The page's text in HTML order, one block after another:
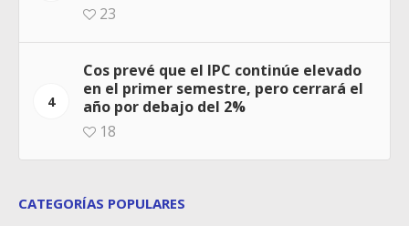
23
4
Cos prevé que el IPC continúe elevado
en el primer semestre, pero cerrará el
año por debajo del 2%
18
CATEGORÍAS POPULARES